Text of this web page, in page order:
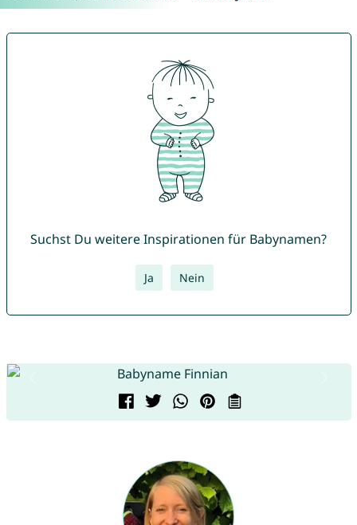
Suchst Du weitere Inspirationen für Babynamen?
Ja Nein